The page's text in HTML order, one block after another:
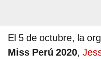
El 5 de octubre, la
Miss Perú 2020,